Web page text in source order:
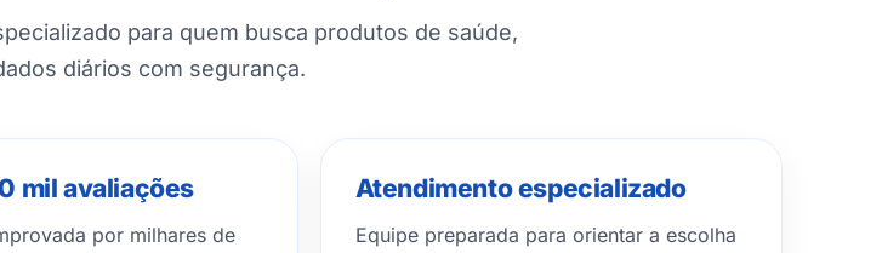
para quem busca produtos de saúde,
diários com segurança.
mil avaliações
por milhares de
Atendimento especializado
Equipe preparada para orientar a escolha